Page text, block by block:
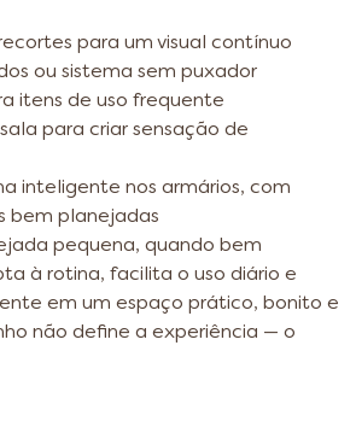
para um visual contínuo
ou sistema sem puxador
itens de uso frequente
para criar sensação de
inteligente nos armários, com
bem planejadas
pequena, quando bem
à rotina, facilita o uso diário e
em um espaço prático, bonito e
não define a experiência — o